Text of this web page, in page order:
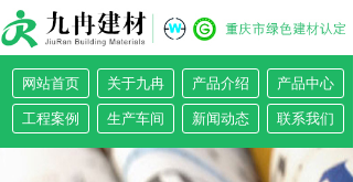
手机网店
全民4G风暴
网站首页 关于九冉 产品介绍 产品中心
工程案例 生产车间 新闻动态 联系我们